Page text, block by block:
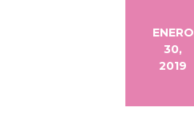
ENERO
30,
2019